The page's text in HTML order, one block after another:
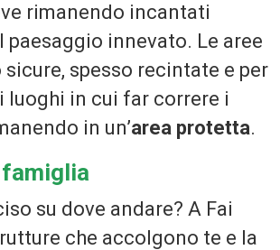
rimanendo incantati
paesaggio innevato. Le aree
spesso recintate e per
luoghi in cui far correre i
in un’area protetta.
su dove andare? A Fai
che accolgono te e la